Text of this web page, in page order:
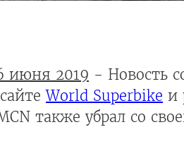
июня 2019 - Новость
World Superbike и
также убрал со